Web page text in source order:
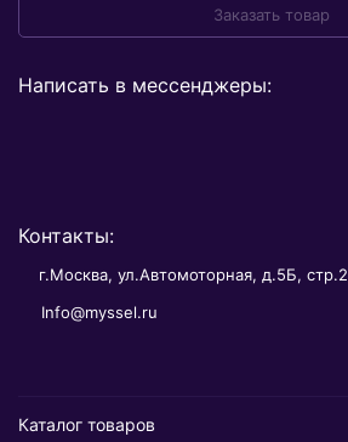
Заказать товар
Написать в мессенджеры:
Контакты:
г.Москва, ул.Автомоторная, д.5Б, стр.2
Info@myssel.ru
Каталог товаров